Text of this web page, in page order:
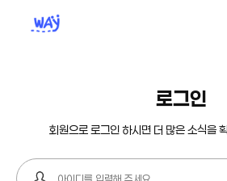
로그인
회원으로 로그인 하시면 더 많은 소식을